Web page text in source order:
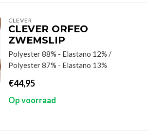
CLEVER
CLEVER ORFEO
ZWEMSLIP
Polyester 88% - Elastano 12% /
Polyester 87% - Elastano 13%
€44,95
Op voorraad